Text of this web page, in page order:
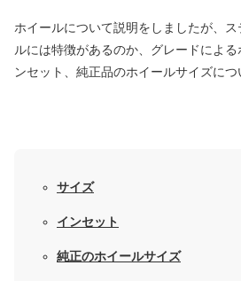
ホイールについて説明をしましたが、
ルには特徴があるのか、グレードによ
ンセット、純正品のホイールサイズにつ
サイズ
インセット
純正のホイールサイズ